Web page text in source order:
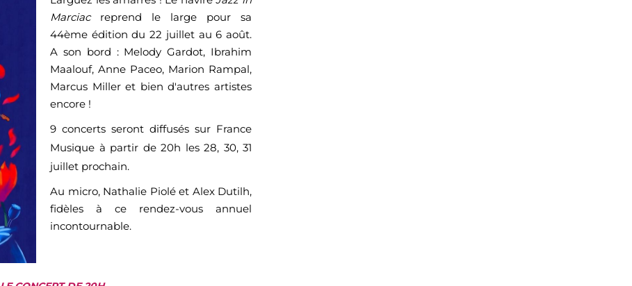
Marciacreprend le large pour sa
44ème édition du 22 juillet au 6 août.
A son bord : Melody Gardot, Ibrahim
Maalouf, Anne Paceo, Marion Rampal,
Marcus Miller et bien d'autres artistes
encore !
9 concerts seront diffusés sur France
Musique à partir de 20h les 28, 30, 31
juillet prochain.
Au micro, Nathalie Piolé et Alex Dutilh,
fidèles à ce rendez-vous annuel
incontournable.